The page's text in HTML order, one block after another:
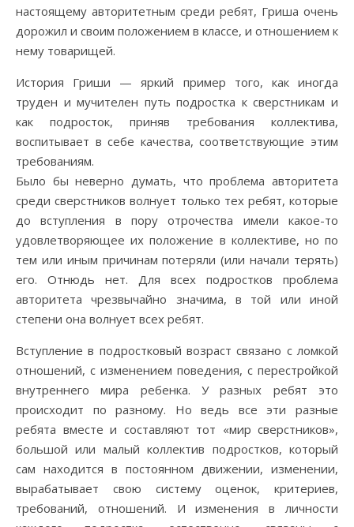
настоящему авторитетным среди ребят, Гриша очень
дорожил и своим положением в классе, и отношением к
нему товарищей.
История Гриши — яркий пример того, как иногда
труден и мучителен путь подростка к сверстникам и
как подросток, приняв требования коллектива,
воспитывает в себе качества, соответствующие этим
требованиям.
Было бы неверно думать, что проблема авторитета
среди сверстников волнует только тех ребят, которые
до вступления в пору отрочества имели какое-то
удовлетворяющее их положение в коллективе, но по
тем или иным причинам потеряли (или начали терять)
его. Отнюдь нет. Для всех подростков проблема
авторитета чрезвычайно значима, в той или иной
степени она волнует всех ребят.
Вступление в подростковый возраст связано с ломкой
отношений, с изменением поведения, с перестройкой
внутреннего мира ребенка. У разных ребят это
происходит по разному. Но ведь все эти разные
ребята вместе и составляют тот «мир сверстников»,
большой или малый коллектив подростков, который
сам находится в постоянном движении, изменении,
вырабатывает свою систему оценок, критериев,
требований, отношений. И изменения в личности